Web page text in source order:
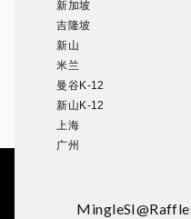
新加坡
吉隆坡
新山
米兰
曼谷K-12
新山K-12
上海
广州